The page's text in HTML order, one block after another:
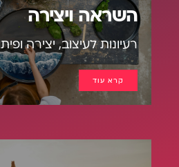
השראה ויצירה
רעיונות לעיצוב, יצירה
קרא עוד